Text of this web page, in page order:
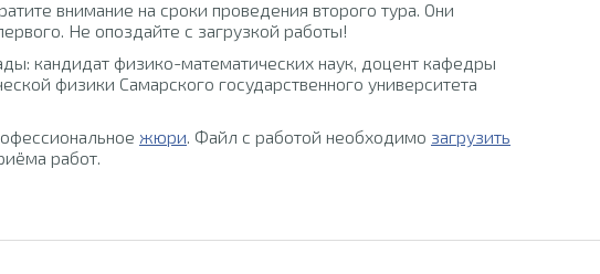
внимание на сроки проведения второго тура. Они
Не опоздайте с загрузкой работы!
кандидат физико-математических наук, доцент кафедры
физики Самарского государственного университета
жюри. Файл с работой необходимо загрузить
работ.